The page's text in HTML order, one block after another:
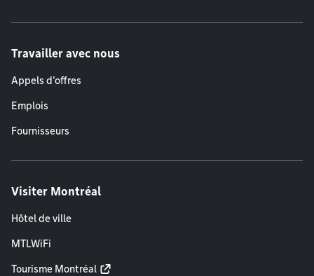
Travailler avec nous
Appels d'offres
Emplois
Fournisseurs
Visiter Montréal
Hôtel de ville
MTLWiFi
Tourisme Montréal